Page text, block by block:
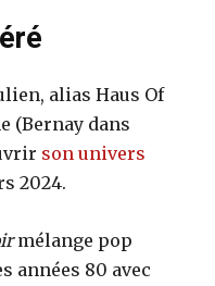
alias Haus Of
(Bernay dans
son univers
2024.
mélange pop
années 80 avec